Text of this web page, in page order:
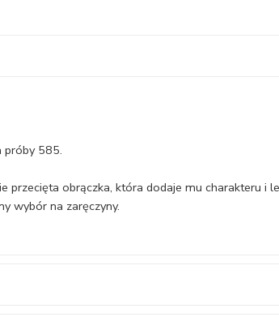
próby 585.
obrączka, która dodaje mu charakteru i
wybór na zaręczyny.